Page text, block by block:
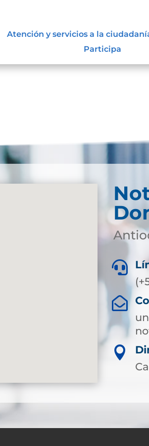
Atención y servicios a la
Participa


